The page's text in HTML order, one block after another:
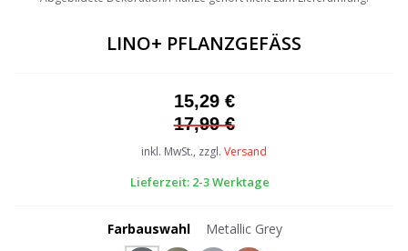
beginning
of
gallery
LINO+ PFLANZGEFÄSS
15,29 €
17,99 €
inkl. MwSt., zzgl. Versand
Lieferzeit: 2-3 Werktage
Farbauswahl Metallic Grey